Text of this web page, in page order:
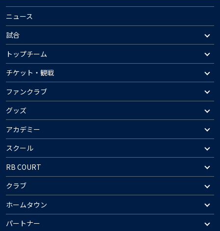
ニュース
試合
トップチーム
チケット・観戦
ファンクラブ
グッズ
アカデミー
スクール
RB COURT
クラブ
ホームタウン
パートナー